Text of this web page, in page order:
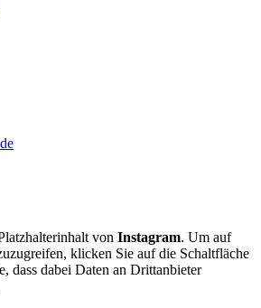
von Instagram. Um auf
klicken Sie auf die Schaltfläche
dass dabei Daten an Drittanbieter